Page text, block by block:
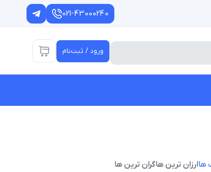
021-43000240
ورود / ثبت‌نام
هاارزان ترین هاگران ترین ها